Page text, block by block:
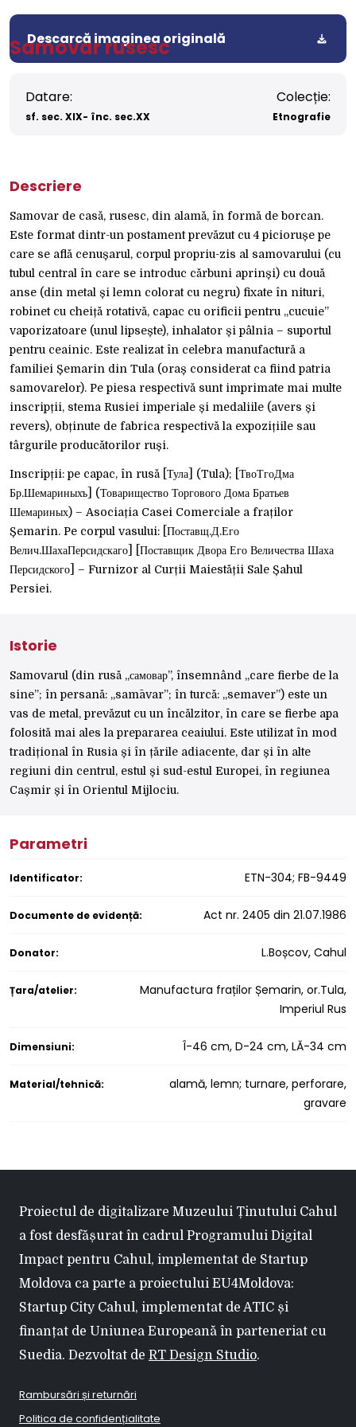
Descarcă imaginea originală
Samovar rusesc
Datare:
sf. sec. XIX- înc. sec.XX
Colecție:
Etnografie
Descriere
Samovar de casă, rusesc, din alamă, în formă de borcan.
Este format dintr-un postament prevăzut cu 4 piciorușe pe
care se află cenușarul, corpul propriu-zis al samovarului (cu
tubul central în care se introduc cărbuni aprinși) cu două
anse (din metal și lemn colorat cu negru) fixate în nituri,
robinet cu cheiță rotativă, capac cu orificii pentru „cucuie”
vaporizatoare (unul lipsește), inhalator și pâlnia – suportul
pentru ceainic. Este realizat în celebra manufactură a
familiei Șemarin din Tula (oraș considerat ca fiind patria
samovarelor). Pe piesa respectivă sunt imprimate mai multe
inscripții, stema Rusiei imperiale și medaliile (avers și
revers), obținute de fabrica respectivă la expozițiile sau
târgurile producătorilor ruși.
Inscripții: pe capac, în rusă [Тула] (Tula); [ТвоТгоДма
Бр.Шемариныхъ] (Товарищество Торгового Дома Братьев
Шемариных) – Asociația Casei Comerciale a fraților
Șemarin. Pe corpul vasului: [Поставщ.Д.Его
Велич.ШахаПерсидскаго] [Поставщик Двора Его Величества Шаха
Персидского] – Furnizor al Curții Maiestății Sale Șahul
Persiei.
Istorie
Samovarul (din rusă „самовар”, însemnând „care fierbe de la
sine”; în persană: „samāvar”; în turcă: „semaver”) este un
vas de metal, prevăzut cu un încălzitor, în care se fierbe apa
folosită mai ales la prepararea ceaiului. Este utilizat în mod
tradițional în Rusia și în țările adiacente, dar și în alte
regiuni din centrul, estul și sud-estul Europei, în regiunea
Cașmir și în Orientul Mijlociu.
Parametri
Identificator: ETN-304; FB-9449
Documente de evidență: Act nr. 2405 din 21.07.1986
Donator: L.Boșcov, Cahul
Țara/atelier:
Manufactura fraților Șemarin, or.Tula,
Imperiul Rus
Dimensiuni: Î-46 cm, D-24 cm, LĂ-34 cm
Material/tehnică:
alamă, lemn; turnare, perforare,
gravare
Proiectul de digitalizare Muzeului Ținutului Cahul
a fost desfășurat în cadrul Programului Digital
Impact pentru Cahul, implementat de Startup
Moldova ca parte a proiectului EU4Moldova:
Startup City Cahul, implementat de ATIC și
finanțat de Uniunea Europeană în parteneriat cu
Suedia. Dezvoltat de RT Design Studio.
Rambursări și returnări
Politica de confidențialitate